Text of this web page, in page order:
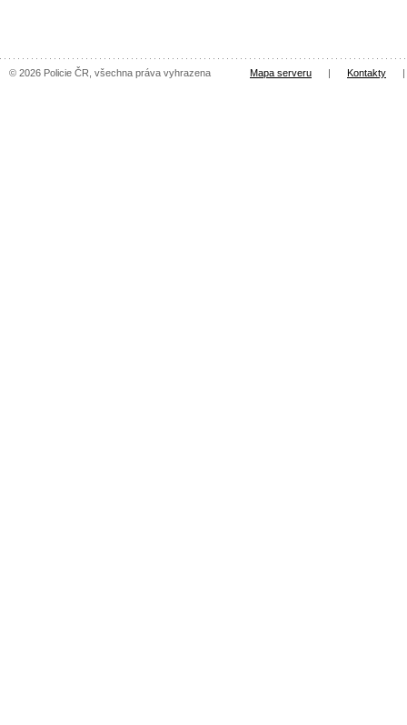
© 2026 Policie ČR, všechna práva vyhrazena Mapa serveru | Kontakty |